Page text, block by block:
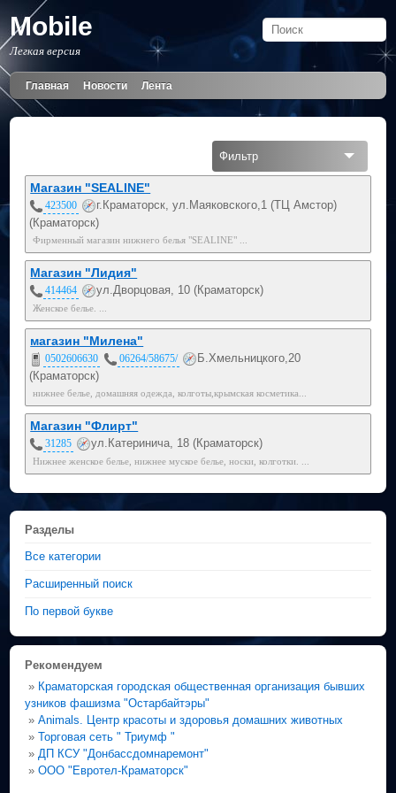
Mobile
Легкая версия
Главная Новости Лента
Фильтр
Магазин "SEALINE"
423500
г.Краматорск, ул.Маяковского,1 (ТЦ Амстор)
(Краматорск)
Фирменный магазин нижнего белья "SEALINE" ...
Магазин "Лидия"
414464 ул.Дворцовая, 10 (Краматорск)
Женское белье. ...
магазин "Милена"
0502606630 06264/58675/
Б.Хмельницкого,20
(Краматорск)
нижнее белье, домашняя одежда, колготы,крымская косметика...
Магазин "Флирт"
31285 ул.Катеринича, 18 (Краматорск)
Нижнее женское белье, нижнее муское белье, носки, колготки. ...
Разделы
Все категории
Расширенный поиск
По первой букве
Рекомендуем
» Краматорская городская общественная организация бывших
узников фашизма "Остарбайтэры"
»Animals. Центр красоты и здоровья домашних животных
»Торговая сеть " Триумф "
» ДП КСУ "Донбассдомнаремонт"
»ООО "Евротел-Краматорск"